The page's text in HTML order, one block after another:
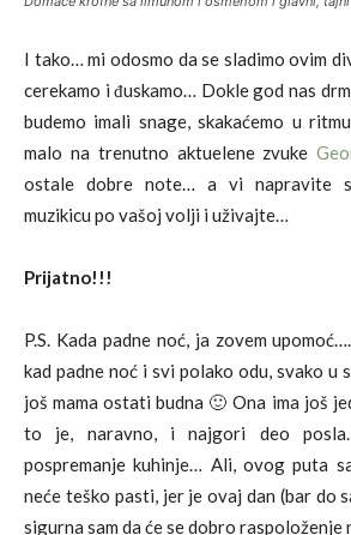
I tako… mi odosmo da se sladimo ovim
cerekamo i đuskamo… Dokle god nas
budemo imali snage, skakaćemo u
malo na trenutno aktuelene zvuke
ostale dobre note… a vi napravite
muzikicu po vašoj volji i uživajte…
Prijatno!!!
P.S. Kada padne noć, ja zovem
kad padne noć i svi polako odu, svako u
još mama ostati budna 🙂 Ona ima još
to je, naravno, i najgori deo
pospremanje kuhinje… Ali, ovog puta
neće teško pasti, jer je ovaj dan (bar do
sigurna sam da će se dobro